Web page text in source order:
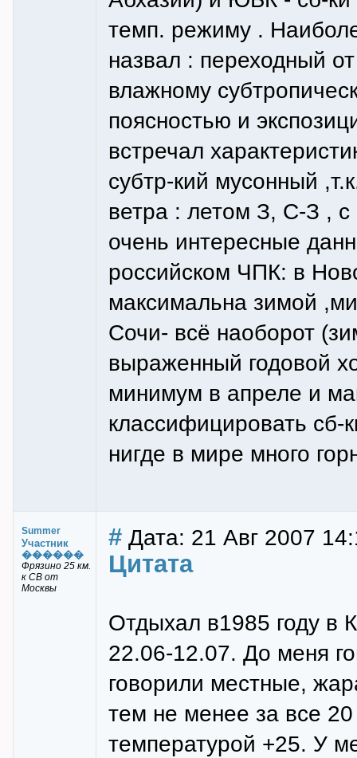
темп. режиму .
назвал : переходный
влажному
поясностью и
встречал
субтр-кий мусонный
ветра : летом З, С-З ,
очень интересные
российском ЧПК: в
максимальна зимой
Сочи- всё наоборот
выраженный годовой
минимум в апреле и
классифицировать сб-
нигде в мире много
Summer
Участник
������
Фрязино 25 км.
к СВ от
Москвы
# Дата: 21 Авг 2007
Цитата
Отдыхал в1985 году в
22.06-12.07. До меня
говорили местные,
тем не менее за все
температурой +25. У